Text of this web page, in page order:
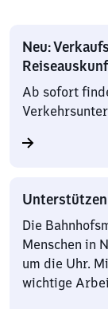
Neu:
Ab sofort
Die
Menschen in
um die Uhr.
wichtige